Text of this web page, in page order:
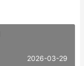
2026-03-29